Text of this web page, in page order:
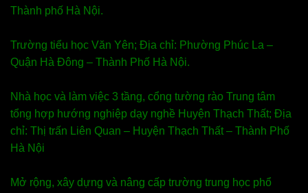
Thành phố Hà Nội.
Trường tiểu học Văn Yên; Địa chỉ: Phường Phúc La –
Quận Hà Đông – Thành Phố Hà Nội.
Nhà học và làm việc 3 tầng, cổng tường rào Trung tâm
tổng hợp hướng nghiệp dạy nghề Huyện Thạch Thất; Địa
chỉ: Thị trấn Liên Quan – Huyện Thạch Thất – Thành Phố
Hà Nội
Mở rộng, xây dựng và nâng cấp trường trung học phổ